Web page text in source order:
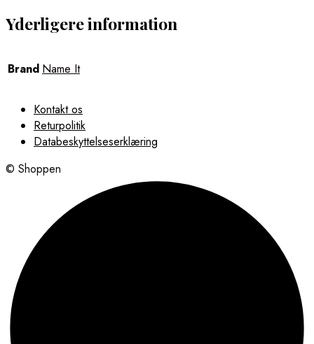
Yderligere information
Brand Name It
Kontakt os
Returpolitik
Databeskyttelseserklæring
© Shoppen